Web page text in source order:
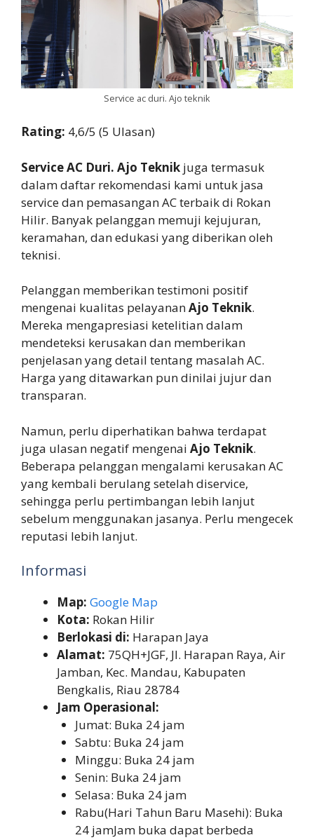
Service ac duri. Ajo teknik
Rating: 4,6/5 (5 Ulasan)
Service AC Duri. Ajo Teknik juga termasuk
dalam daftar rekomendasi kami untuk jasa
service dan pemasangan AC terbaik di Rokan
Hilir. Banyak pelanggan memuji kejujuran,
keramahan, dan edukasi yang diberikan oleh
teknisi.
Pelanggan memberikan testimoni positif
mengenai kualitas pelayananAjo Teknik.
Mereka mengapresiasi ketelitian dalam
mendeteksi kerusakan dan memberikan
penjelasan yang detail tentang masalah AC.
Harga yang ditawarkan pun dinilai jujur dan
transparan.
Namun, perlu diperhatikan bahwa terdapat
juga ulasan negatif mengenai Ajo Teknik.
Beberapa pelanggan mengalami kerusakan AC
yang kembali berulang setelah diservice,
sehingga perlu pertimbangan lebih lanjut
sebelum menggunakan jasanya. Perlu mengecek
reputasi lebih lanjut.
Informasi
Map: Google Map
Kota: Rokan Hilir
Berlokasi di: Harapan Jaya
Alamat: 75QH+JGF, Jl. Harapan Raya, Air
Jamban, Kec. Mandau, Kabupaten
Bengkalis, Riau 28784
Jam Operasional:
Jumat: Buka 24 jam
Sabtu: Buka 24 jam
Minggu: Buka 24 jam
Senin: Buka 24 jam
Selasa: Buka 24 jam
Rabu(Hari Tahun Baru Masehi): Buka
24 jamJam buka dapat berbeda